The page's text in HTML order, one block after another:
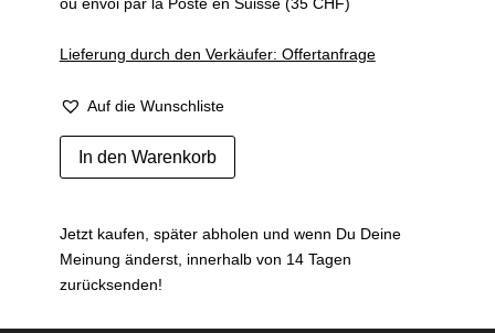
Lieferung durch den Verkäufer: Offertanfrage
Auf die Wunschliste
Set
de
In den Warenkorb
Jetzt kaufen, später abholen und wenn Du Deine
Meinung änderst, innerhalb von 14 Tagen
zurücksenden!